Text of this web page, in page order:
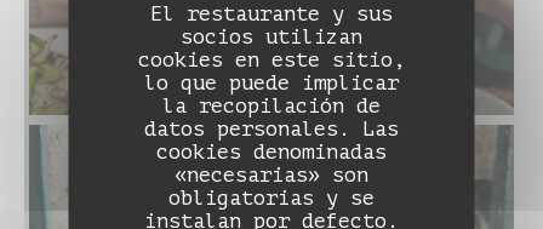
El restaurante y sus
socios utilizan
cookies en este sitio,
lo que puede implicar
la recopilación de
datos personales. Las
cookies denominadas
«necesarias» son
obligatorias y se
instalan por defecto.